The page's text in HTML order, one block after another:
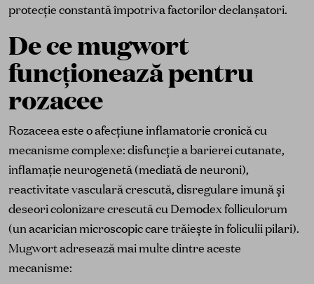
protecție constantă împotriva factorilor declanșatori.
De ce mugwort
funcționează pentru
rozacee
Rozaceea este o afecțiune inflamatorie cronică cu
mecanisme complexe: disfuncție a barierei cutanate,
inflamație neurogenetă (mediată de neuroni),
reactivitate vasculară crescută, disregulare imună și
deseori colonizare crescută cu Demodex folliculorum
(un acarician microscopic care trăiește în foliculii pilari).
Mugwort adresează mai multe dintre aceste
mecanisme: